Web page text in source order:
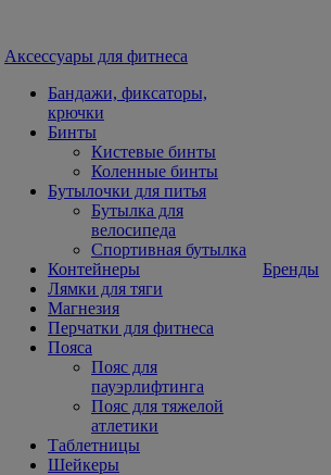
Aксессуары для фитнеса
Бандажи, фиксаторы,
крючки
Бинты
Кистевые бинты
Коленные бинты
Бутылочки для питья
Бутылка для
велосипеда
Спортивная бутылка
Контейнеры
Лямки для тяги
Магнезия
Перчатки для фитнеса
Пояса
Пояс для
пауэрлифтинга
Пояс для тяжелой
атлетики
Таблетницы
Шейкеры
Бренды